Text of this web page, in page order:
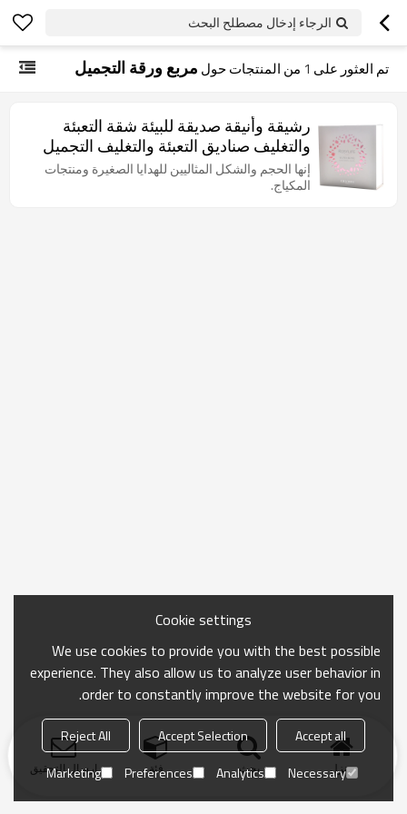
الرجاء إدخال مصطلح البحث
تم العثور على 1 من المنتجات حول مربع ورقة التجميل
رشيقة وأنيقة صديقة للبيئة شقة التعبئة
والتغليف صناديق التعبئة والتغليف التجميل
بالجملة مع إدراج رغوة
إنها الحجم والشكل المثاليين للهدايا الصغيرة ومنتجات
المكياج.
منزل بحث فئة ارسال التحقيق
Cookie settings
We use cookies to provide you with the best possible
experience. They also allow us to analyze user behavior in
order to constantly improve the website for you.
Accept all
Accept Selection
Reject All
Necessary
Analytics
Preferences
Marketing